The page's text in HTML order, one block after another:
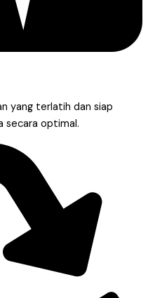
yang terlatih dan siap
secara optimal.